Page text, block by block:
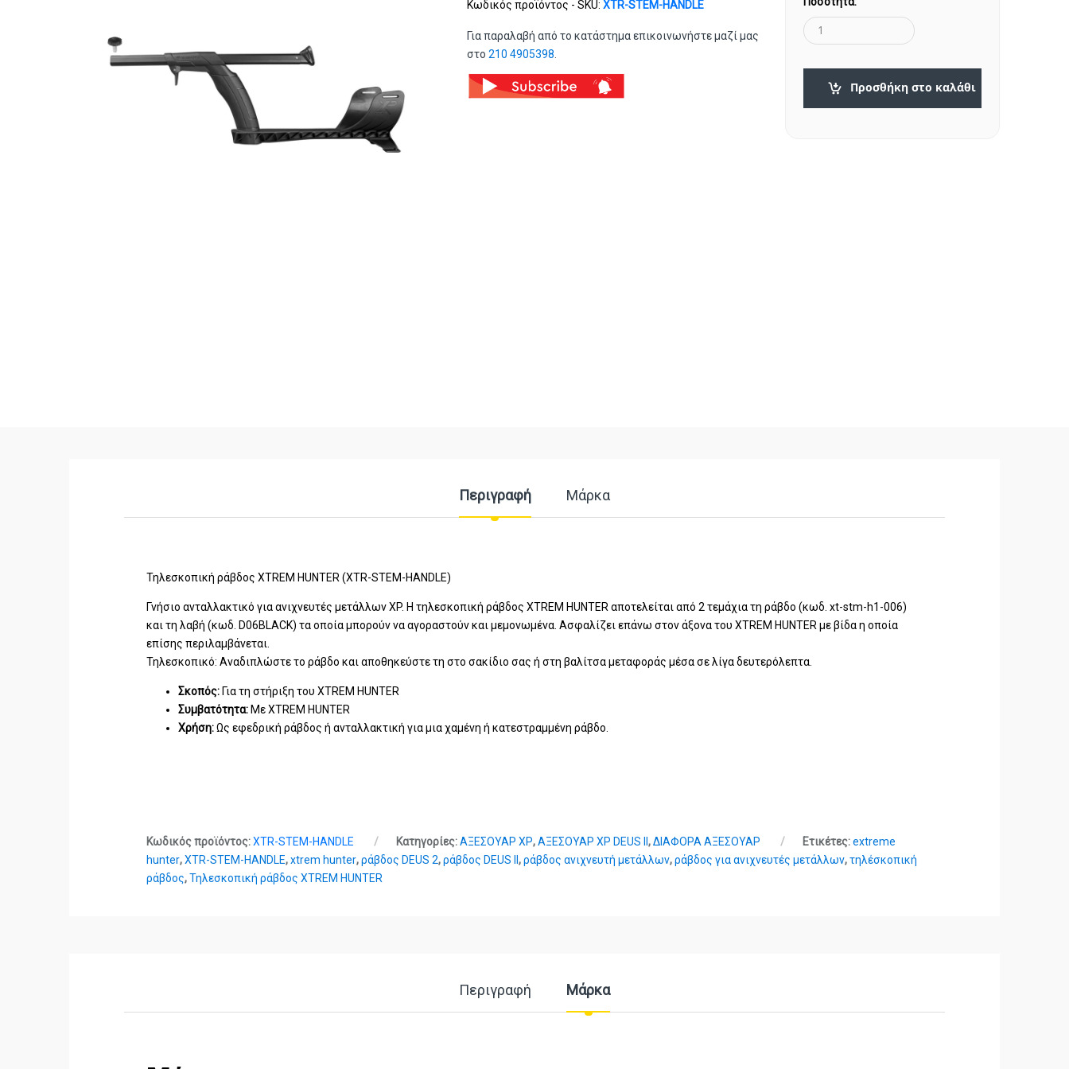
Κωδικός προϊόντος - SKU: XTR-STEM-HANDLE
Για παραλαβή από το κατάστημα επικοινωνήστε μαζί μας
στο 210 4905398
Προσθήκη στο καλάθι
Περιγραφή Μάρκα
Τηλεσκοπική ράβδος XTREM HUNTER (XTR-STEM-HANDLE)
Γνήσιο ανταλλακτικό για ανιχνευτές μετάλλων XP. H τηλεσκοπική ράβδος XTREM HUNTER αποτελείται από 2 τεμάχια τη ράβδο (κωδ. xt-stm-h1-006)
και τη λαβή (κωδ. D06BLACK) τα οποία μπορούν να αγοραστούν και μεμονωμένα. Ασφαλίζει επάνω στον άξονα του XTREM HUNTER με βίδα η οποία
επίσης περιλαμβάνεται.
Τηλεσκοπικό: Αναδιπλώστε το ράβδο και αποθηκεύστε τη στο σακίδιο σας ή στη βαλίτσα μεταφοράς μέσα σε λίγα δευτερόλεπτα.
Σκοπός: Για τη στήριξη του XTREM HUNTER
Συμβατότητα: Με XTREM HUNTER
Χρήση:Ως εφεδρική ράβδος ή ανταλλακτική για μια χαμένη ή κατεστραμμένη ράβδο.
Κωδικός προϊόντος:XTR-STEM-HANDLE Κατηγορίες:ΑΞΕΣΟΥΑΡ XP,ΑΞΕΣΟΥΑΡ XP DEUS II,ΔΙΑΦΟΡΑ ΑΞΕΣΟΥΑΡ Ετικέτες:extreme
hunter,XTR-STEM-HANDLE,xtrem hunter,ράβδος DEUS 2,ράβδος DEUS II,ράβδος ανιχνευτή μετάλλων,ράβδος για ανιχνευτές μετάλλων,τηλέσκοπική
ράβδος,Τηλεσκοπική ράβδος XTREM HUNTER
Περιγραφή Μάρκα